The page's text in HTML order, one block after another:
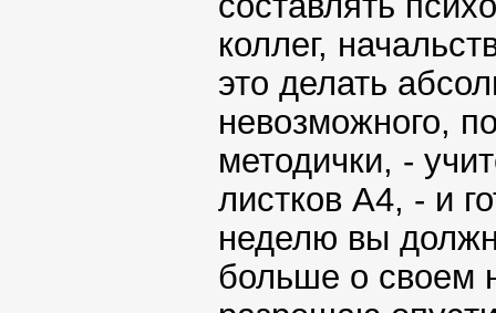
коллег,
это делать
невозможного,
методички, -
листков А4, - и
неделю вы
больше о своем